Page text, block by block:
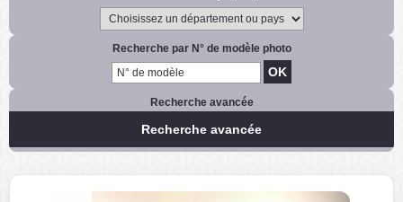
Recherche par N° de modèle photo
Recherche avancée
Recherche avancée